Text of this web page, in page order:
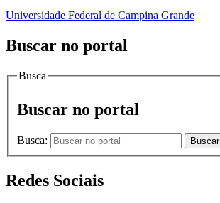
Universidade Federal de Campina Grande
Buscar no portal
Busca
Buscar no portal
Busca: Buscar
Redes Sociais